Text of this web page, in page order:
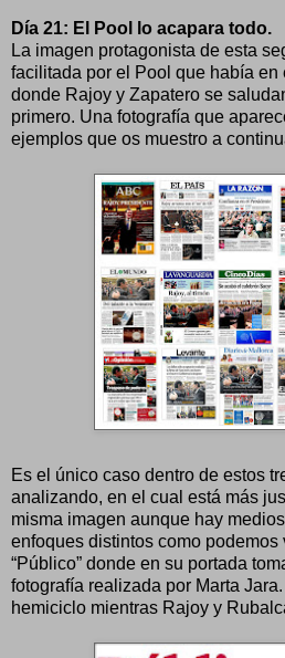
Día 21: El Pool lo acapara todo.
La imagen protagonista de esta
facilitada por el Pool que había
donde Rajoy y Zapatero se
primero. Una fotografía que
ejemplos que os muestro a
Es el único caso dentro de estos
analizando, en el cual está más
misma imagen aunque hay
enfoques distintos como podemos
“Público” donde en su portada
fotografía realizada por Marta
hemiciclo mientras Rajoy y